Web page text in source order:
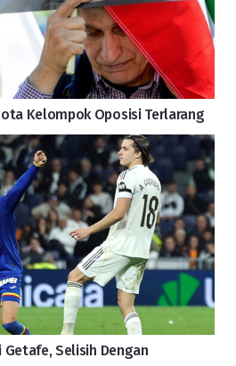
Kelompok Oposisi Terlarang
Selisih Dengan